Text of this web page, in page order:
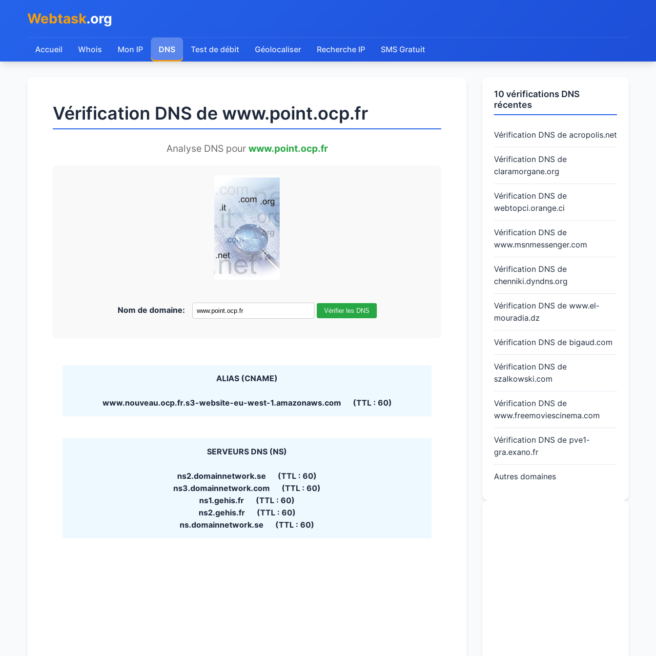
Webtask.org
Accueil Whois Mon IP DNS Test de débit Géolocaliser Recherche IP SMS Gratuit
Vérification DNS de www.point.ocp.fr
Analyse DNS pour www.point.ocp.fr
Nom de domaine: Vérifier les DNS
ALIAS (CNAME)
www.nouveau.ocp.fr.s3-website-eu-west-1.amazonaws.com (TTL : 60)
SERVEURS DNS (NS)
ns2.domainnetwork.se (TTL : 60)
ns3.domainnetwork.com (TTL : 60)
ns1.gehis.fr (TTL : 60)
ns2.gehis.fr (TTL : 60)
ns.domainnetwork.se (TTL : 60)
10 vérifications DNS
récentes
Vérification DNS de acropolis.net
Vérification DNS de
claramorgane.org
Vérification DNS de
webtopci.orange.ci
Vérification DNS de
www.msnmessenger.com
Vérification DNS de
chenniki.dyndns.org
Vérification DNS de www.el-
mouradia.dz
Vérification DNS de bigaud.com
Vérification DNS de
szalkowski.com
Vérification DNS de
www.freemoviescinema.com
Vérification DNS de pve1-
gra.exano.fr
Autres domaines